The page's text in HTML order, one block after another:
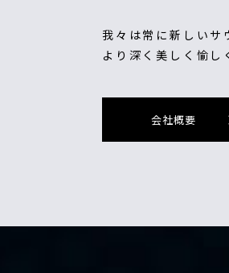
我々は常に新しいサ
より深く美しく愉し
会社概要